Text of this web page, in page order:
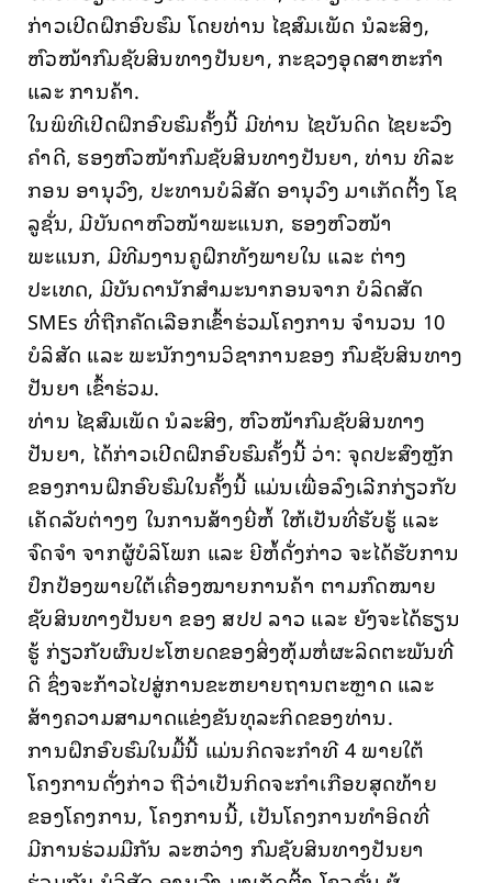
ກ່າວເປີດຝຶກອົບຮົມ ໂດຍທ່ານ ໄຊສົມເພັດ ນໍລະສິງ,
ຫົວໜ້າກົມຊັບສິນທາງປັນຍາ, ກະຊວງອຸດສາຫະກໍາ
ແລະ ການຄ້າ.
ໃນພິທີເປີດຝຶກອົບຮົມຄັ້ງນີ້ ມີທ່ານ ໄຊບັນດິດ ໄຊຍະວົງ
ຄໍາດີ, ຮອງຫົວໜ້າກົມຊັບສິນທາງປັນຍາ, ທ່ານ ທີລະ
ກອນ ອານຸວົງ, ປະທານບໍລິສັດ ອານຸວົງ ມາເກັດຕີ້ງ ໂຊ
ລູຊັ່ນ, ມີບັນດາຫົວໜ້າພະແນກ, ຮອງຫົວໜ້າ
ພະແນກ, ມີທີມງານຄູຝຶກທັງພາຍໃນ ແລະ ຕ່າງ
ປະເທດ, ມີບັນດານັກສໍາມະນາກອນຈາກ ບໍລິດສັດ
SMEs ທີ່ຖືກຄັດເລືອກເຂົ້າຮ່ວມໂຄງການ ຈໍານວນ 10
ບໍລິສັດ ແລະ ພະນັກງານວິຊາການຂອງ ກົມຊັບສິນທາງ
ປັນຍາ ເຂົ້າຮ່ວມ.
ທ່ານ ໄຊສົມເພັດ ນໍລະສິງ, ຫົວໜ້າກົມຊັບສິນທາງ
ປັນຍາ, ໄດ້ກ່າວເປີດຝຶກອົບຮົມຄັ້ງນີ້ ວ່າ: ຈຸດປະສົງຫຼັກ
ຂອງການຝຶກອົບຮົມໃນຄັ້ງນີ້ ແມ່ນເພື່ອລົງເລີກກ່ຽວກັບ
ເຄັດລັບຕ່າງໆ ໃນການສ້າງຍີ່ຫໍ້ ໃຫ້ເປັນທີ່ຮັບຮູ້ ແລະ
ຈົດຈຳ ຈາກຜູ້ບໍລິໂພກ ແລະ ຍີຫໍ້ດັ່ງກ່າວ ຈະໄດ້ຮັບການ
ປົກປ້ອງພາຍໃຕ້ເຄື່ອງໝາຍການຄ້າ ຕາມກົດໝາຍ
ຊັບສິນທາງປັນຍາ ຂອງ ສປປ ລາວ ແລະ ຍັງຈະໄດ້ຮຽນ
ຮູ້ ກ່ຽວກັບຜົນປະໂຫຍດຂອງສິ່ງຫຸ້ມຫໍ່ຜະລິດຕະພັນທີ່
ດີ ຊຶ່ງຈະກ້າວໄປສູ່ການຂະຫຍາຍຖານຕະຫຼາດ ແລະ
ສ້າງຄວາມສາມາດແຂ່ງຂັນທຸລະກິດຂອງທ່ານ.
ການຝຶກອົບຮົມໃນມື້ນີ້ ແມ່ນກິດຈະກໍາທີ 4 ພາຍໃຕ້
ໂຄງການດັ່ງກ່າວ ຖືວ່າເປັນກິດຈະກໍາເກືອບສຸດທ້າຍ
ຂອງໂຄງການ, ໂຄງການນີ້, ເປັນໂຄງການທຳອິດທີ່
ມີການຮ່ວມມືກັນ ລະຫວ່າງ ກົມຊັບສິນທາງປັນຍາ